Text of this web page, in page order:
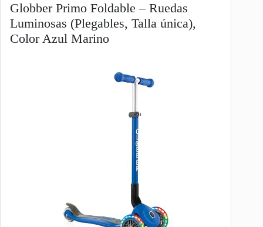
Globber Primo Foldable – Ruedas
Luminosas (Plegables, Talla única),
Color Azul Marino